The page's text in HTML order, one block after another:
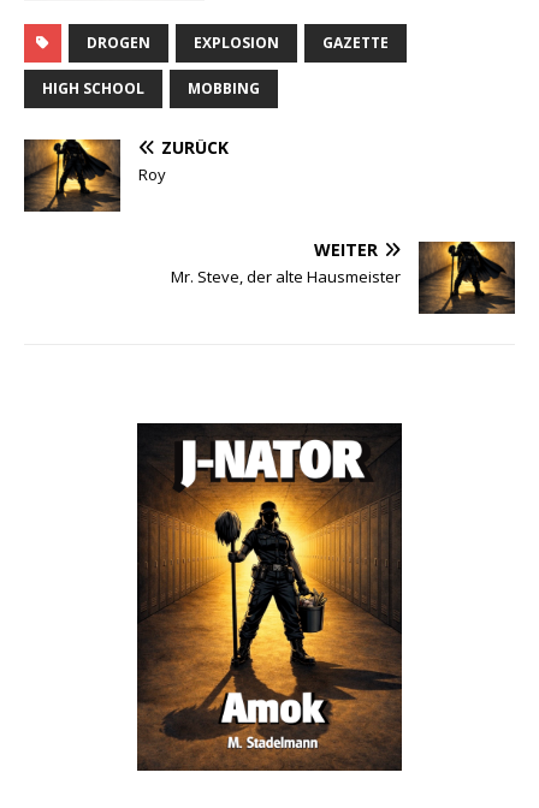
DROGEN EXPLOSION GAZETTE
HIGH SCHOOL MOBBING
ZURÜCK
Roy
WEITER
Mr. Steve, der alte Hausmeister